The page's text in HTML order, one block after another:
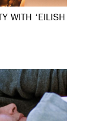
WITH ‘EILISH